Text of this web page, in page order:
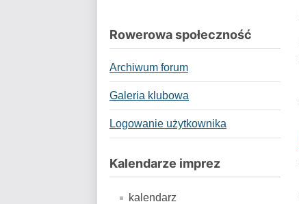
Rowerowa społeczność
Archiwum forum
Galeria klubowa
Logowanie użytkownika
Kalendarze imprez
kalendarz